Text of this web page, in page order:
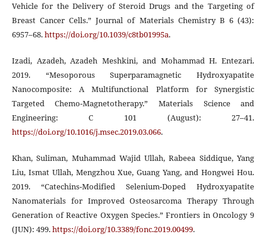
Vehicle for the Delivery of Steroid Drugs and the Targeting of
Breast Cancer Cells.” Journal of Materials Chemistry B 6 (43):
6957–68.https://doi.org/10.1039/c8tb01995a.
Izadi, Azadeh, Azadeh Meshkini, and Mohammad H. Entezari.
2019. “Mesoporous Superparamagnetic Hydroxyapatite
Nanocomposite: A Multifunctional Platform for Synergistic
Targeted Chemo-Magnetotherapy.” Materials Science and
Engineering: C 101 (August): 27–41.
https://doi.org/10.1016/j.msec.2019.03.066.
Khan, Suliman, Muhammad Wajid Ullah, Rabeea Siddique, Yang
Liu, Ismat Ullah, Mengzhou Xue, Guang Yang, and Hongwei Hou.
2019. “Catechins-Modified Selenium-Doped Hydroxyapatite
Nanomaterials for Improved Osteosarcoma Therapy Through
Generation of Reactive Oxygen Species.” Frontiers in Oncology 9
(JUN): 499.https://doi.org/10.3389/fonc.2019.00499.